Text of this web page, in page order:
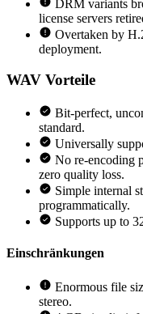
DRM variants
license servers
Overtaken by
deployment.
WAV Vorteile
Bit-perfect,
standard.
Universally
No re-encoding
zero quality loss.
Simple internal
programmatically.
Supports up to
Einschränkungen
Enormous file
stereo.